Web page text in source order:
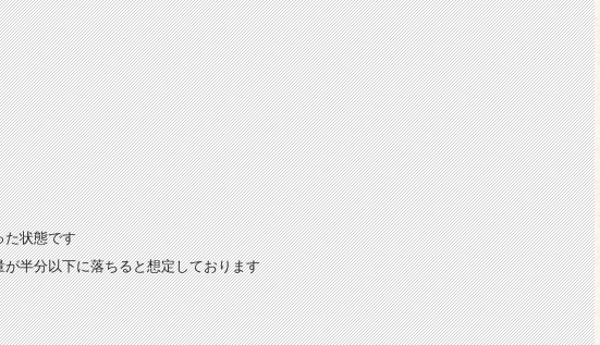
た状態です
半分以下に落ちると想定しております